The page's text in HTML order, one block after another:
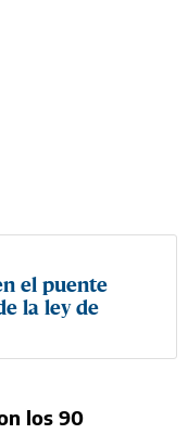
el puente
la ley de
los 90